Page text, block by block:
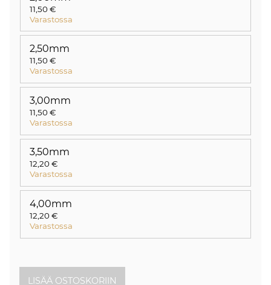
11,50 €
Varastossa
2,50mm
11,50 €
Varastossa
3,00mm
11,50 €
Varastossa
3,50mm
12,20 €
Varastossa
4,00mm
12,20 €
Varastossa